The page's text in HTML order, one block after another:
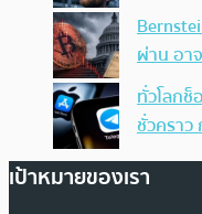
ผ่าน อา
ทั่วโลกช็
ชั่วคราว
เป้าหมายของเรา